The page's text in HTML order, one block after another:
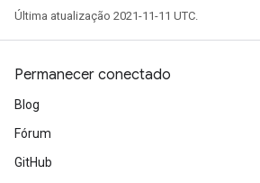
Última atualização 2021-11-11 UTC.
Permanecer conectado
Blog
Fórum
GitHub